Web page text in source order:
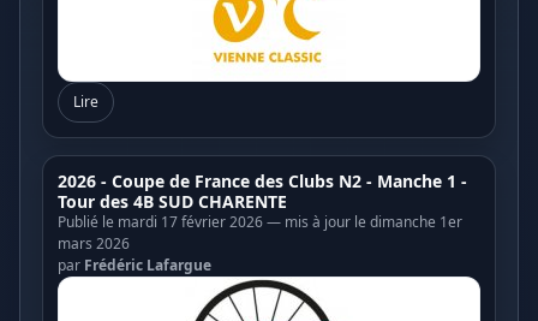
Lire
2026 - Coupe de France des Clubs N2 - Manche 1 -
Tour des 4B SUD CHARENTE
Publié le mardi 17 février 2026 — mis à jour le dimanche 1er
mars 2026
par Frédéric Lafargue